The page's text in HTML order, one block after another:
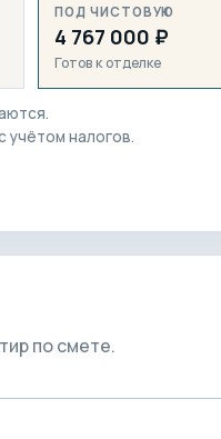
ПОД ЧИСТОВУЮ
4 767 000 ₽
Готов к отделке
учётом налогов.
по смете.